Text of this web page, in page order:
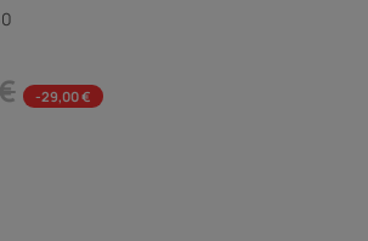
-29,00 €